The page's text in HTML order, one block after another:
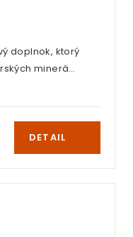
doplnok, ktorý
minerá…
DETAIL